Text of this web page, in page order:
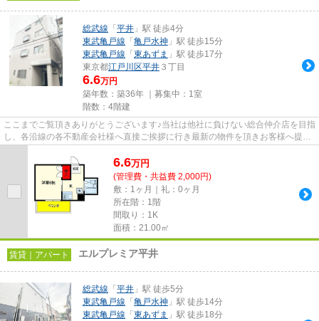
総武線 「 平井 」駅 徒歩4分
東武亀戸線 「 亀戸水神 」駅 徒歩15分
東武亀戸線 「 東あずま 」駅 徒歩17分
東京都江戸川区平井 ３丁目
6.6万円
築年数：築36年 ｜募集中： 1室
階数：4階建
ここまでご覧頂きありがとうございます♪当社は他社に負けない総合仲介店を目指
し、各沿線の各不動産会社様へ直接ご挨拶に行き最新の物件を頂きお客様へ提供
6.6万円
(管理費・共益費 2,000円)
敷：1ヶ月｜礼：0ヶ月
所在階：1階
間取り：1K
面積：21.00㎡
賃貸｜アパート エルプレミア平井
総武線 「 平井 」駅 徒歩5分
東武亀戸線 「 亀戸水神 」駅 徒歩14分
東武亀戸線 「 東あずま 」駅 徒歩18分